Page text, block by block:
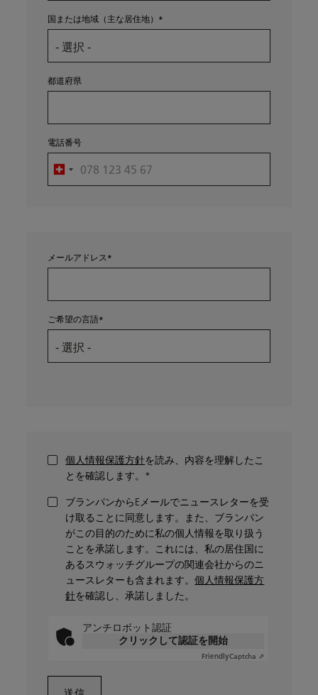
国または地域（主な居住地）
都道府県
電話番号
メールアドレス
ご希望の言語
個人情報保護方針を読み、内容を理解したこ
とを確認します。*
ブランパンからEメールでニュースレターを受
け取ることに同意します。また、ブランパン
がこの目的のために私の個人情報を取り扱う
ことを承諾します。これには、私の居住国に
あるスウォッチグループの関連会社からのニ
ュースレターも含まれます。個人情報保護方
針を確認し、承諾しました。
アンチロボット認証
クリックして認証を開始
FriendlyCaptcha ⇗